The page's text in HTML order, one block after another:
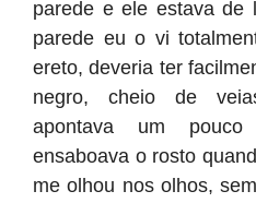
parede e ele estava de
parede eu o vi
ereto, deveria ter
negro, cheio de
apontava um
ensaboava o rosto
me olhou nos olhos,